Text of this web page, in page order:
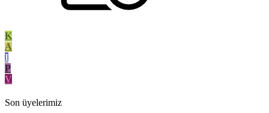
K
A
I
P
V
Son üyelerimiz